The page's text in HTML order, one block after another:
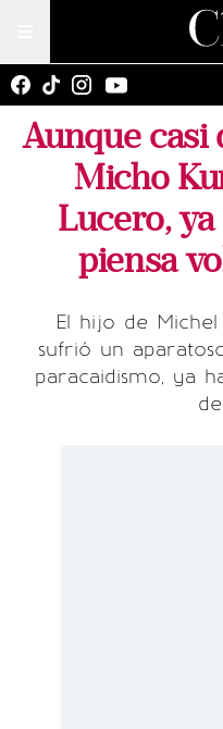
Aunque casi
Micho
Lucero,
piensa
El hijo de
sufrió un
paracaidismo, ya